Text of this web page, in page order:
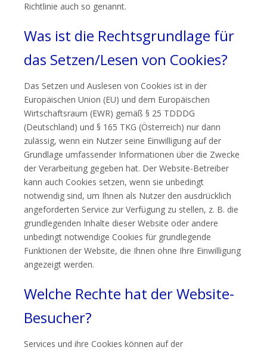
Richtlinie auch so genannt.
Was ist die Rechtsgrundlage für
das Setzen/Lesen von Cookies?
Das Setzen und Auslesen von Cookies ist in der
Europäischen Union (EU) und dem Europäischen
Wirtschaftsraum (EWR) gemäß § 25 TDDDG
(Deutschland) und § 165 TKG (Österreich) nur dann
zulässig, wenn ein Nutzer seine Einwilligung auf der
Grundlage umfassender Informationen über die Zwecke
der Verarbeitung gegeben hat. Der Website-Betreiber
kann auch Cookies setzen, wenn sie unbedingt
notwendig sind, um Ihnen als Nutzer den ausdrücklich
angeforderten Service zur Verfügung zu stellen, z. B. die
grundlegenden Inhalte dieser Website oder andere
unbedingt notwendige Cookies für grundlegende
Funktionen der Website, die Ihnen ohne Ihre Einwilligung
angezeigt werden.
Welche Rechte hat der Website-
Besucher?
Services und ihre Cookies können auf der